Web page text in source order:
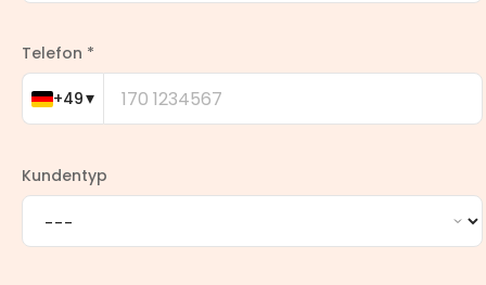
Telefon *
+49▾
Kundentyp